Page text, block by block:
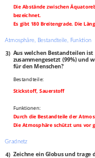
Die Abstände zwischen
bezeichnet.
Es gibt 180 Breitengrade. Die
Atmosphäre, Bestandteile, Funktion
3) Aus welchen Bestandteilen
zusammengesetzt (99%) und
für den Menschen?
Bestandteile:
Stickstoff, Sauerstoff
Funktionen:
Durch die Bestandteile der
Die Atmosphäre schützt uns vor
Gradnetz
4) Zeichne ein Globus und trage